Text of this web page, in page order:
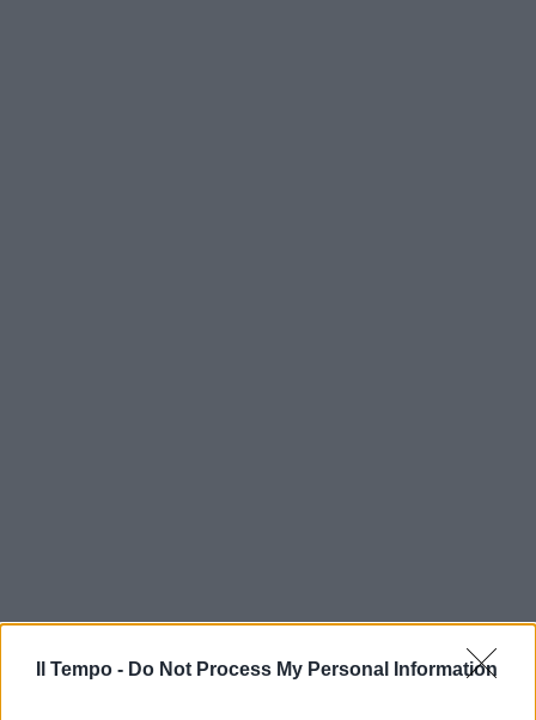
Il Tempo - Do Not Process My Personal Information
In evidenza